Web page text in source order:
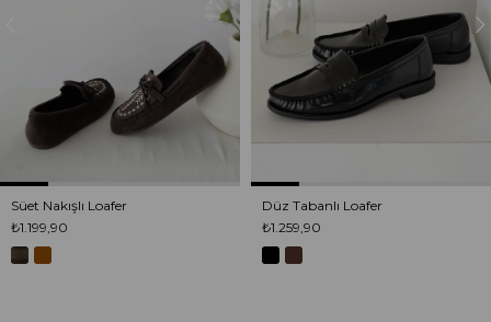
Süet Nakışlı Loafer
₺1.199,90
Düz Tabanlı Loafer
₺1.259,90